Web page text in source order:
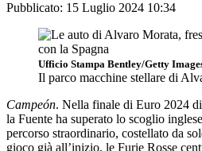
Pubblicato: 15 Luglio 2024 10:34
Ufficio Stampa Bentley/Getty
Il parco macchine stellare di
Campeón. Nella finale di Euro 2024
la Fuente ha superato lo scoglio
percorso straordinario, costellato da
gioco già all’inizio, le Furie Rosse